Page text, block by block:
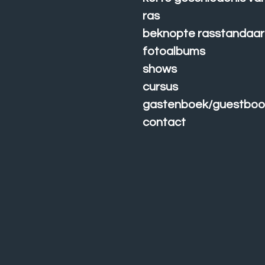
ras
beknopte
fotoalbums
shows
cursus
gastenboek/
contact